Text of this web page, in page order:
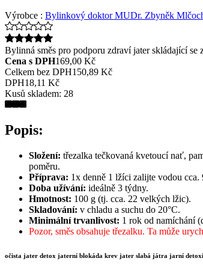
Výrobce : Bylinkový doktor MUDr. Zbyněk
Bylinná směs pro podporu zdraví jater skládající
Cena s DPH169,00 Kč
Celkem bez DPH150,89 Kč
DPH18,11 Kč
Kusů skladem: 28
Popis:
Složení: třezalka tečkovaná kvetoucí nať,
poměru.
Příprava: 1x denně 1 lžíci zalijte vodou
Doba užívání: ideálně 3 týdny.
Hmotnost: 100 g (tj. cca. 22 velkých lžic).
Skladování: v chladu a suchu do 20°C.
Minimální trvanlivost: 1 rok od namíchání
Pozor, směs obsahuje třezalku. Ta může
očista jater detox jaterní blokáda krev jater slabá játra jarní